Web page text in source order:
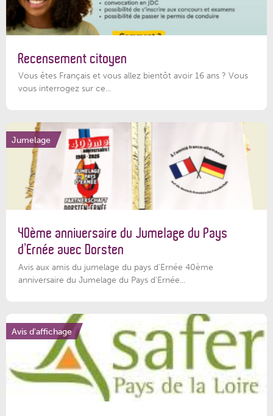
Recensement citoyen
Vous êtes Français et vous allez bientôt avoir 16 ans ? Vous
vous interrogez sur ce...
Jumelage
40ème anniversaire du Jumelage du Pays
d’Ernée avec Dorsten
Avis aux amis du jumelage du pays d'Ernée 40ème
anniversaire du Jumelage du Pays d'Ernée...
Avis d'affichage